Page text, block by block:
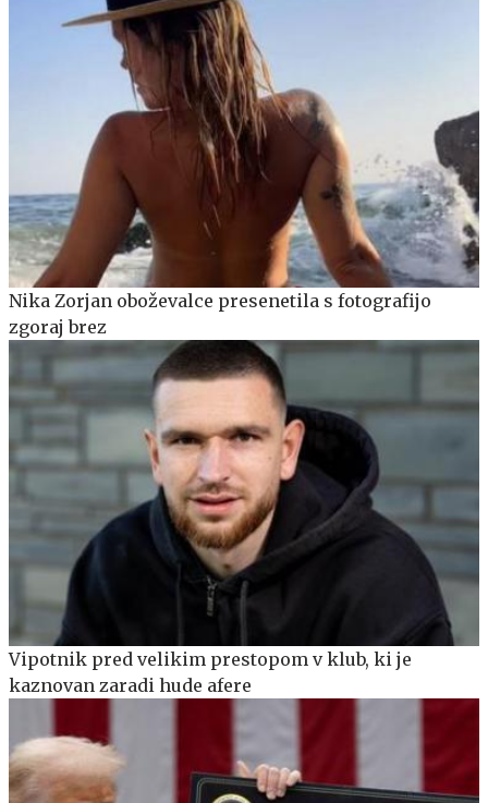
Nika Zorjan oboževalce presenetila s fotografijo
zgoraj brez
Vipotnik pred velikim prestopom v klub, ki je
kaznovan zaradi hude afere